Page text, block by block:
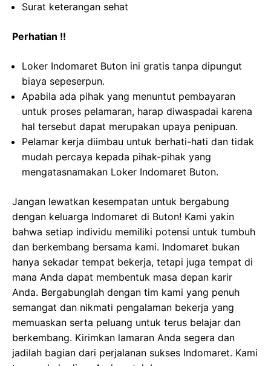
Surat keterangan sehat
Perhatian !!
Loker Indomaret Buton ini gratis tanpa dipungut
biaya sepeserpun.
Apabila ada pihak yang menuntut pembayaran
untuk proses pelamaran, harap diwaspadai karena
hal tersebut dapat merupakan upaya penipuan.
Pelamar kerja diimbau untuk berhati-hati dan tidak
mudah percaya kepada pihak-pihak yang
mengatasnamakan Loker Indomaret Buton.
Jangan lewatkan kesempatan untuk bergabung
dengan keluarga Indomaret di Buton! Kami yakin
bahwa setiap individu memiliki potensi untuk tumbuh
dan berkembang bersama kami. Indomaret bukan
hanya sekadar tempat bekerja, tetapi juga tempat di
mana Anda dapat membentuk masa depan karir
Anda. Bergabunglah dengan tim kami yang penuh
semangat dan nikmati pengalaman bekerja yang
memuaskan serta peluang untuk terus belajar dan
berkembang. Kirimkan lamaran Anda segera dan
jadilah bagian dari perjalanan sukses Indomaret. Kami